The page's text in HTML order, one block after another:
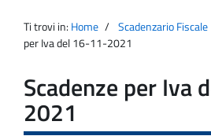
Agenzia
Entrate
principale
Ti trovi in: Home Scadenzario Fiscale
per Iva del 16-11-2021
Scadenze per Iva
2021